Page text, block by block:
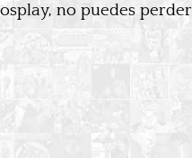
no puedes